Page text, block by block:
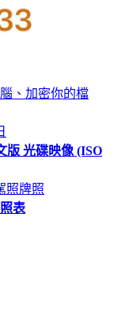
、加密你的檔
版 光碟映像 (ISO
照牌照
表